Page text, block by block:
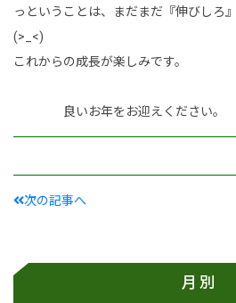
っということは、まだまだ『伸びしろ
(>_<)
これからの成長が楽しみです。
良いお年をお迎えください。
次の記事へ
月別